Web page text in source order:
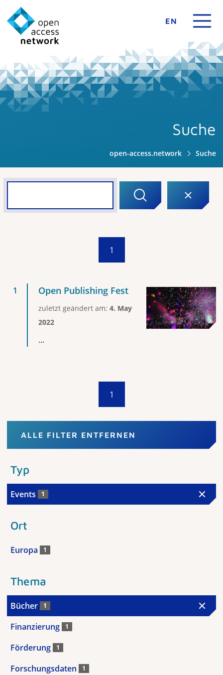
EN
Suche
open-access.network Suche
1
Open Publishing Fest
zuletzt geändert am: 4. May
2022
...
1
ALLE FILTER ENTFERNEN
Typ
Events 1
Ort
Europa 1
Thema
Bücher 1
Finanzierung 1
Förderung 1
Forschungsdaten 1